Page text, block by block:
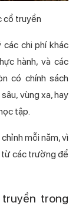
cổ truyền
các chi phí khác
hành, và các
có chính sách
vùng xa, hay
tập.
mỗi năm, vì
từ các trường để
trong